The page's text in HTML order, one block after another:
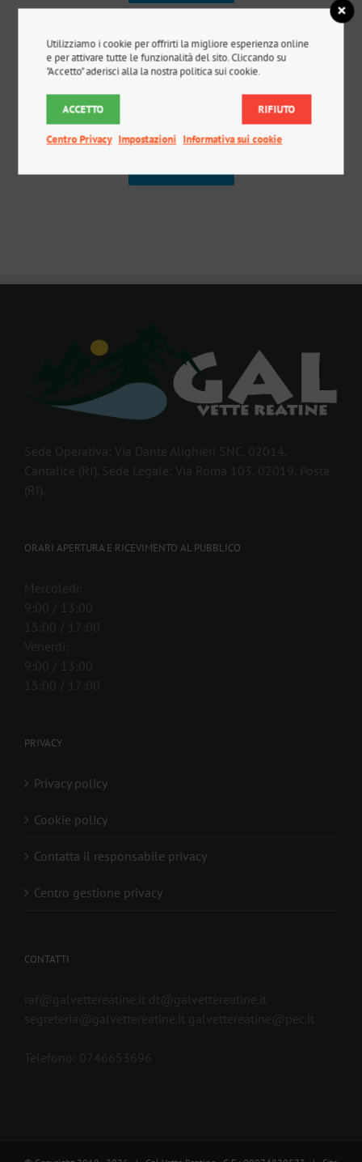
ALLEGATO 2
Sede Operativa: Via Dante Alighieri SNC, 02014,
Cantalice (RI). Sede Legale: Via Roma 103, 02019, Posta
(RI).
ORARI APERTURA E RICEVIMENTO AL PUBBLICO
Mercoledì:
9:00 / 13:00
15:00 / 17:00
Venerdì:
9:00 / 13:00
15:00 / 17:00
PRIVACY
Privacy policy
Cookie policy
Contatta il responsabile privacy
Centro gestione privacy
CONTATTI
raf@galvettereatine.it dt@galvettereatine.it
segreteria@galvettereatine.it galvettereatine@pec.it
Telefono: 0746653696
Utilizziamo i cookie per offrirti la migliore esperienza online
e per attivare tutte le funzionalità del sito. Cliccando su
"Accetto" aderisci alla la nostra politica sui cookie.
ACCETTO RIFIUTO
Centro Privacy Impostazioni Informativa sui cookie